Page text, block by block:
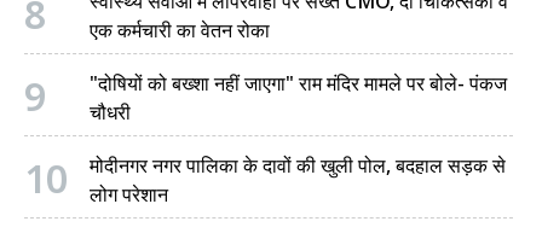
8
एक कर्मचारी का वेतन रोका
9
"दोषियों को बख्शा नहीं जाएगा" राम मंदिर मामले पर बोले- पंकज
चौधरी
10
मोदीनगर नगर पालिका के दावों की खुली पोल, बदहाल सड़क से
लोग परेशान